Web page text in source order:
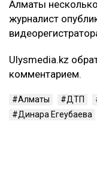
словам, у мужчины
головного мозга,
органов,
связок. Врачи,
исключают, что
– Пока же